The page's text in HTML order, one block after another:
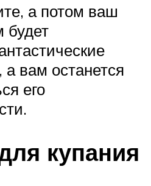
а потом ваш
будет
вам останется
его
купания